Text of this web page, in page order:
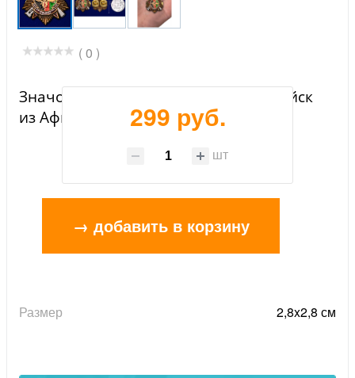
( 0 )
Значок "30 лет вывода Советских войск
из Афганистана"299 руб.
шт
→ добавить в корзину
Размер 2,8x2,8 см